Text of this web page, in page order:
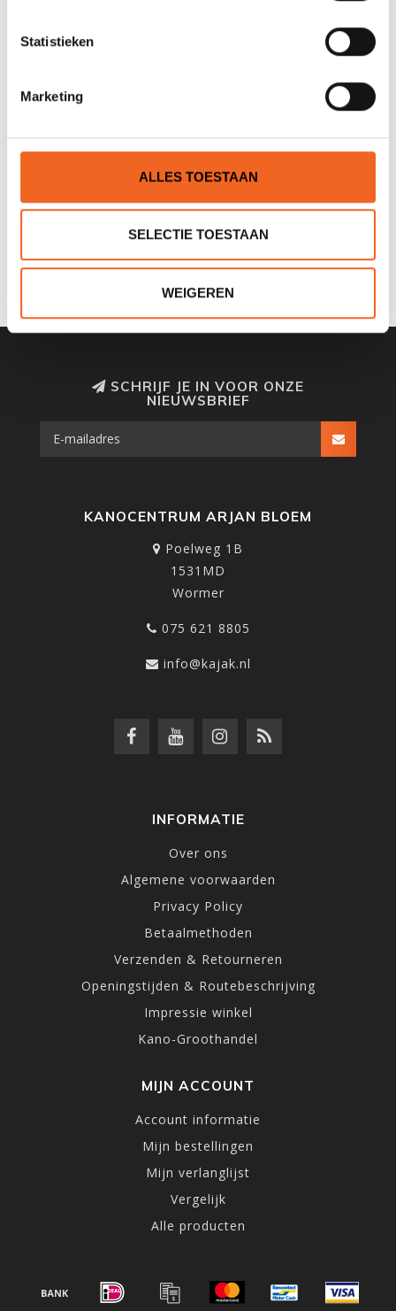
Statistieken
Marketing
ALLES TOESTAAN
SELECTIE TOESTAAN
WEIGEREN
SUNNY WIEL COMPLEET
GELAGERD
SCHRIJF JE IN VOOR ONZE
NIEUWSBRIEF
KANOCENTRUM ARJAN BLOEM
Poelweg 1B
1531MD
Wormer
075 621 8805
info@kajak.nl
INFORMATIE
Over ons
Algemene voorwaarden
Privacy Policy
Betaalmethoden
Verzenden & Retourneren
Openingstijden & Routebeschrijving
Impressie winkel
Kano-Groothandel
MIJN ACCOUNT
Account informatie
Mijn bestellingen
Mijn verlanglijst
Vergelijk
Alle producten